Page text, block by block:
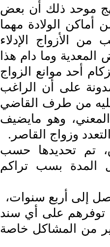
موحد ذلك أن بعض
أماكن الولادة مهما
الأزواج الإدلاء
المعدية وما دام هذا
أحد موانع الزواج
على أن الراغب
من طرف القاضي
وهو مايضيف
وزواج القاصر.
تم تحديدها حسب
المدة بسب تراكم
إلى أربع سنوات،
توفرهم على أي سند
من المشاكل خاصة